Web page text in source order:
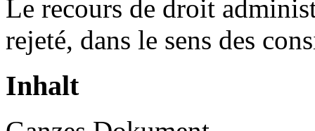
Le recours de droit
rejeté, dans le sens des
Inhalt